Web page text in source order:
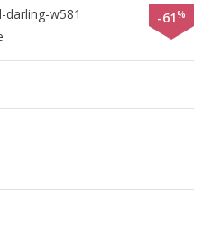
-61%
darling-w581